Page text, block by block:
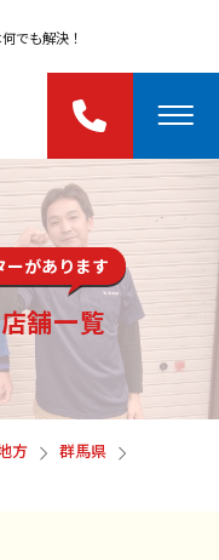
でも解決！
ーがあります
舗一覧
方
群馬県